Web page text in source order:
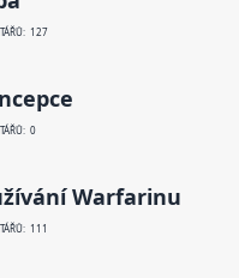
127
0
Warfarinu
111